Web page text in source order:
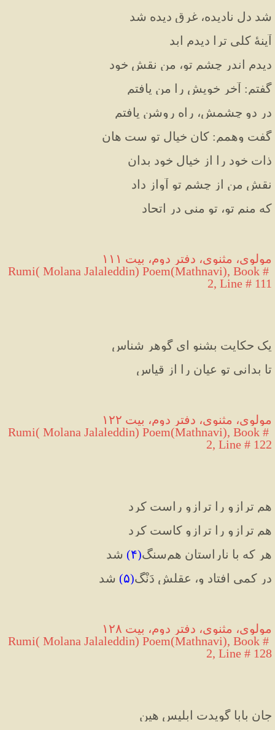
شد دل نادیده، غرق دیده شد
آینهٔ کلی ترا دیدم ابد
دیدم اندر چشم تو، من نقش خود
گفتم: آخر خویش را من یافتم
در دو چشمش، راه روشن یافتم
گفت وهمم: کان خیال تو ست هان
ذات خود را از خیال خود بدان
نقش من از چشم تو آواز داد
که منم تو، تو منی در اتحاد
مولوی، مثنوی، دفتر دوم، بیت ۱۱۱
Rumi( Molana Jalaleddin) Poem(Mathnavi), Book #
2, Line # 111
یک حکایت بشنو ای گوهر شناس
تا بدانی تو عیان را از قیاس
مولوی، مثنوی، دفتر دوم، بیت ۱۲۲
Rumi( Molana Jalaleddin) Poem(Mathnavi), Book #
2, Line # 122
هم ترازو را ترازو راست کرد
هم ترازو را ترازو کاست کرد
هر که با ناراستان هم‌سنگ
(۴)
شد
در کمی افتاد و، عقلش دَنْگ(۵) شد
مولوی، مثنوی، دفتر دوم، بیت ۱۲۸
Rumi( Molana Jalaleddin) Poem(Mathnavi), Book #
2, Line # 128
جان بابا گویدت ابلیس هین